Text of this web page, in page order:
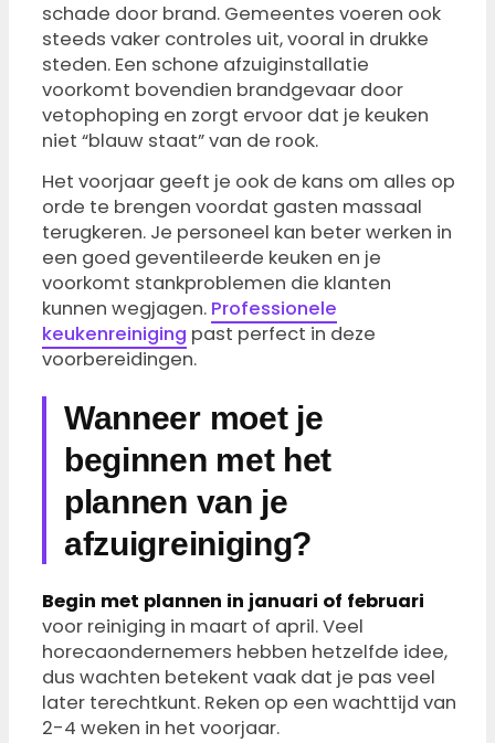
schade door brand. Gemeentes voeren ook
steeds vaker controles uit, vooral in drukke
steden. Een schone afzuiginstallatie
voorkomt bovendien brandgevaar door
vetophoping en zorgt ervoor dat je keuken
niet “blauw staat” van de rook.
Het voorjaar geeft je ook de kans om alles op
orde te brengen voordat gasten massaal
terugkeren. Je personeel kan beter werken in
een goed geventileerde keuken en je
voorkomt stankproblemen die klanten
kunnen wegjagen. Professionele
keukenreiniging past perfect in deze
voorbereidingen.
Wanneer moet je
beginnen met het
plannen van je
afzuigreiniging?
Begin met plannen in januari of februari
voor reiniging in maart of april. Veel
horecaondernemers hebben hetzelfde idee,
dus wachten betekent vaak dat je pas veel
later terechtkunt. Reken op een wachttijd van
2-4 weken in het voorjaar.